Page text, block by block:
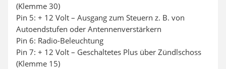
(Klemme 30)
Pin 5: + 12 Volt – Ausgang zum Steuern z. B. von
Autoendstufen oder Antennenverstärkern
Pin 6: Radio-Beleuchtung
Pin 7: + 12 Volt – Geschaltetes Plus über Zündlschoss
(Klemme 15)